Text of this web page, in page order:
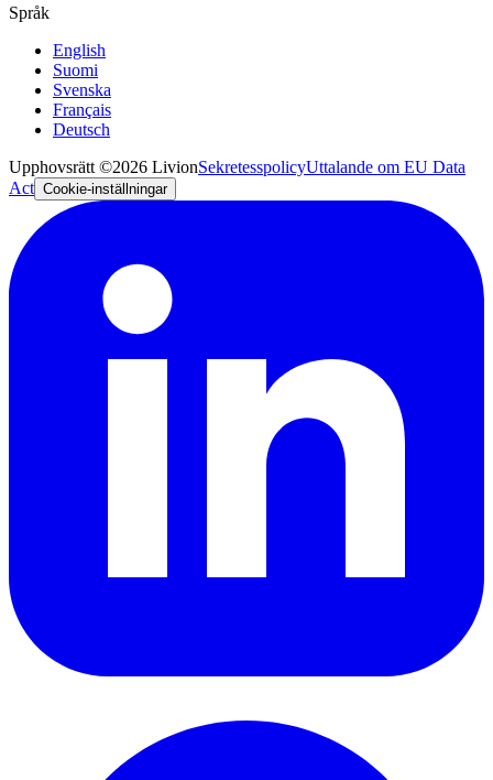
Språk
English
Suomi
Svenska
Français
Deutsch
Upphovsrätt ©2026 LivionSekretesspolicyUttalande om EU Data
Act Cookie-inställningar